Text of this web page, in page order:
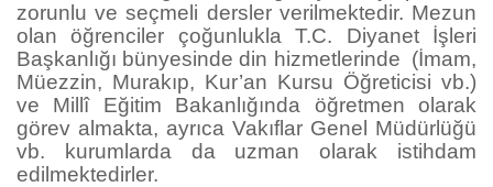
zorunlu ve seçmeli dersler verilmektedir. Mezun
olan öğrenciler çoğunlukla T.C. Diyanet İşleri
Başkanlığı bünyesinde din hizmetlerinde (İmam,
Müezzin, Murakıp, Kur’an Kursu Öğreticisi vb.)
ve Millî Eğitim Bakanlığında öğretmen olarak
görev almakta, ayrıca Vakıflar Genel Müdürlüğü
vb. kurumlarda da uzman olarak istihdam
edilmektedirler.